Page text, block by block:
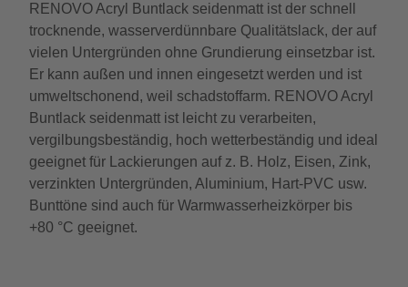
RENOVO Acryl Buntlack seidenmatt ist der schnell
trocknende, wasserverdünnbare Qualitätslack, der auf
vielen Untergründen ohne Grundierung einsetzbar ist.
Er kann außen und innen eingesetzt werden und ist
umweltschonend, weil schadstoffarm. RENOVO Acryl
Buntlack seidenmatt ist leicht zu verarbeiten,
vergilbungsbeständig, hoch wetterbeständig und ideal
geeignet für Lackierungen auf z. B. Holz, Eisen, Zink,
verzinkten Untergründen, Aluminium, Hart-PVC usw.
Bunttöne sind auch für Warmwasserheizkörper bis
+80 °C geeignet.